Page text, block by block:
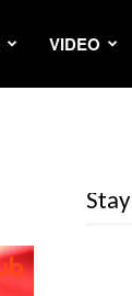
VIDEO